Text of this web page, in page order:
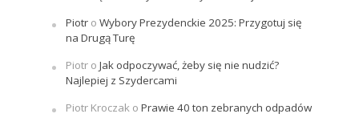
Piotro Wybory Prezydenckie 2025: Przygotuj się
na Drugą Turę
Piotro Jak odpoczywać, żeby się nie nudzić?
Najlepiej z Szydercami
Piotr Kroczako Prawie 40 ton zebranych odpadów